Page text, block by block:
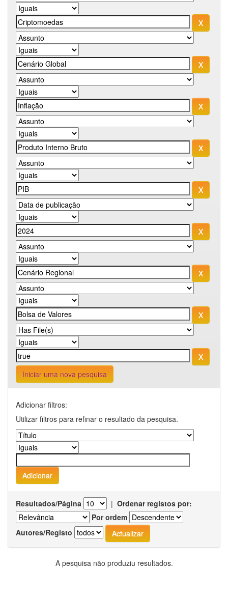
Iniciar uma nova pesquisa
Adicionar filtros:
Utilizar filtros para refinar o resultado da pesquisa.
Resultados/Página | Ordenar registos por:
Por ordem
Autores/Registo
A pesquisa não produziu resultados.